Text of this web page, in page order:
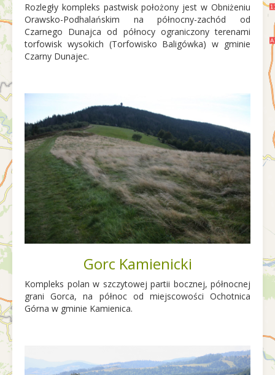
Rozległy kompleks pastwisk położony jest w Obniżeniu
Orawsko-Podhalańskim na północny-zachód od
Czarnego Dunajca od północy ograniczony terenami
torfowisk wysokich (Torfowisko Baligówka) w gminie
Czarny Dunajec.
Gorc Kamienicki
Kompleks polan w szczytowej partii bocznej, północnej
grani Gorca, na północ od miejscowości Ochotnica
Górna w gminie Kamienica.